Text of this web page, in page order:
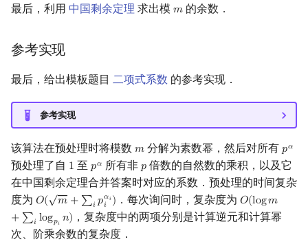
最后，利用 中国剩余定理 求出模 𝑚
m 的余数．
参考实现
最后，给出模板题目 二项式系数 的参考实现．
参考实现
该算法在预处理时将模数 𝑚
m 分解为素数幂，然后对所有𝑝𝛼
pα
预处理了自 1
1 至 𝑝𝛼
pα 所有非𝑝
p倍数的自然数的乘积，以及它
在中国剩余定理合并答案时对应的系数．预处理的时间复杂
度为 𝑂(
√
𝑚 + ∑𝑖 𝑝𝛼𝑖
𝑖 )
O(m+∑i pi αi) ．每次询问时，复杂度为 𝑂(log𝑚
+ ∑𝑖 log𝑝𝑖 𝑛)
O(logm+
，复杂度中的两项分别是计算逆元和计算幂
次、阶乘余数的复杂度．